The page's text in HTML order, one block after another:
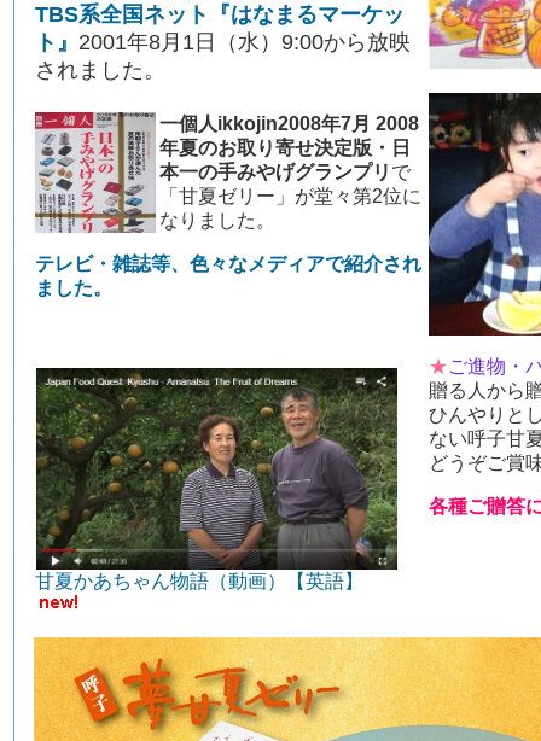
TBS系全国ネット『はなまるマーケッ
ト』 2001年8月1日（水）9:00から放映
されました。
一個人ikkojin2008年7月 2008
年夏のお取り寄せ決定版・日
本一の手みやげグランプリ で
「甘夏ゼリー」が堂々第2位に
なりました。
テレビ・雑誌等、色々なメディアで紹介され
ました。
甘夏かあちゃん物語（動画）【英語】
★ご進物・
贈る人から
ひんやりと
ない呼子甘
どうぞご賞
各種ご贈答